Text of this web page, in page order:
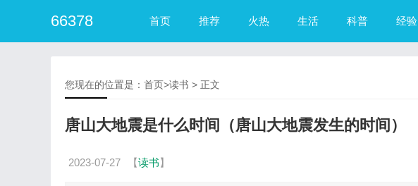
66378 首页 推荐 火热 生活 科普 经验
您现在的位置是： 首页>读书 > 正文
唐山大地震是什么时间（唐山大地震发生的时间）
2023-07-27 【读书】